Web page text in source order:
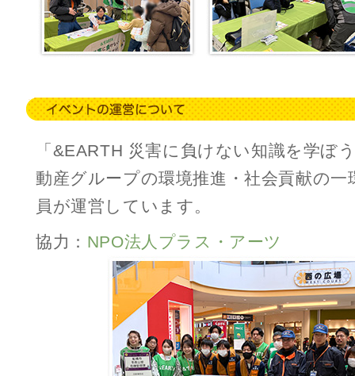
「&EARTH 災害に負けない知識を学ぼ
動産グループの環境推進・社会貢献の
員が運営しています。
協力： NPO法人プラス・アーツ